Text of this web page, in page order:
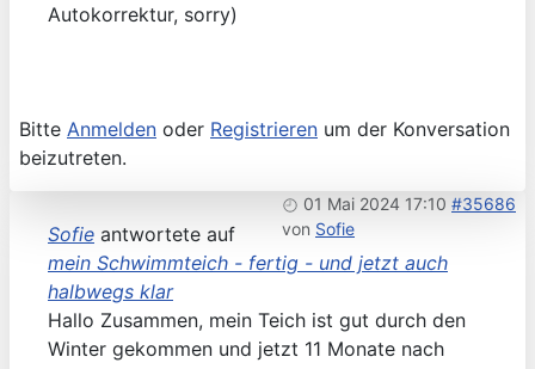
Autokorrektur, sorry)
Bitte Anmelden oder Registrieren um der Konversation
beizutreten.
01 Mai 2024 17:10 #35686
von Sofie
Sofie antwortete auf
mein Schwimmteich - fertig - und jetzt auch
halbwegs klar
Hallo Zusammen, mein Teich ist gut durch den
Winter gekommen und jetzt 11 Monate nach